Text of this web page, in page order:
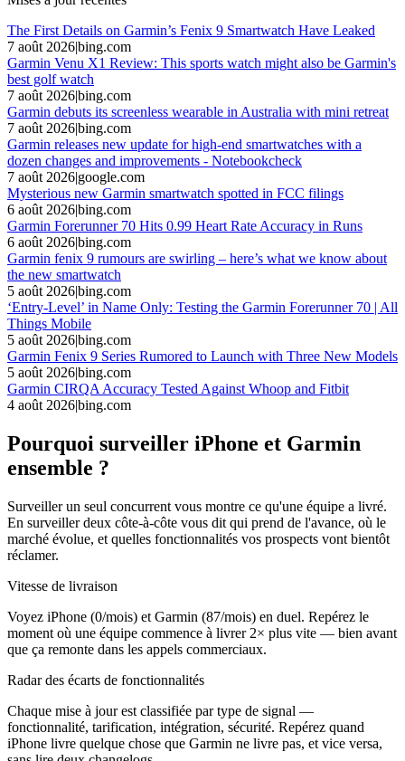
The First Details on Garmin’s Fenix 9 Smartwatch Have Leaked
7 août 2026|bing.com
Garmin Venu X1 Review: This sports watch might also be Garmin's
best golf watch
7 août 2026|bing.com
Garmin debuts its screenless wearable in Australia with mini retreat
7 août 2026|bing.com
Garmin releases new update for high-end smartwatches with a
dozen changes and improvements - Notebookcheck
7 août 2026|google.com
Mysterious new Garmin smartwatch spotted in FCC filings
6 août 2026|bing.com
Garmin Forerunner 70 Hits 0.99 Heart Rate Accuracy in Runs
6 août 2026|bing.com
Garmin fenix 9 rumours are swirling – here’s what we know about
the new smartwatch
5 août 2026|bing.com
‘Entry-Level’ in Name Only: Testing the Garmin Forerunner 70 | All
Things Mobile
5 août 2026|bing.com
Garmin Fenix 9 Series Rumored to Launch with Three New Models
5 août 2026|bing.com
Garmin CIRQA Accuracy Tested Against Whoop and Fitbit
4 août 2026|bing.com
Pourquoi surveiller iPhone et Garmin
ensemble ?
Surveiller un seul concurrent vous montre ce qu'une équipe a livré.
En surveiller deux côte-à-côte vous dit qui prend de l'avance, où le
marché évolue, et quelles fonctionnalités vos prospects vont bientôt
réclamer.
Vitesse de livraison
Voyez iPhone (0/mois) et Garmin (87/mois) en duel. Repérez le
moment où une équipe commence à livrer 2× plus vite — bien avant
que ça remonte dans les appels commerciaux.
Radar des écarts de fonctionnalités
Chaque mise à jour est classifiée par type de signal —
fonctionnalité, tarification, intégration, sécurité. Repérez quand
iPhone livre quelque chose que Garmin ne livre pas, et vice versa,